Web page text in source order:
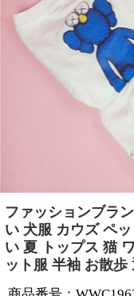
ファッションブラ
い 犬服 カウズ ペ
い 夏 トップス 猫
ット服 半袖 お散歩